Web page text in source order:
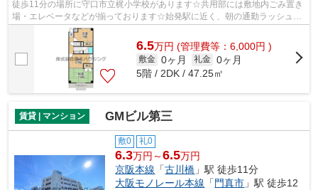
徒歩11分の場所に守口市立梶小学校があります☆共用部には敷地内ごみ置き
場・エレベータなどが揃っております☆始発駅に近く、朝の通勤ラッシュで
も座席に座りやすいです☆造りとデザイン...
6.5万円 (管理費等：6,000円 )
敷金 0ヶ月 礼金 0ヶ月
5階 / 2DK / 47.25㎡
賃貸 | マンション GMビル第三
敷0 礼0
6.3万円～6.5万円
京阪本線 「古川橋 」駅 徒歩11分
大阪モノレール本線 「 門真市 」駅 徒歩12